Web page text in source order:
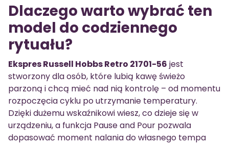
Dlaczego warto wybrać ten
model do codziennego
rytuału?
Ekspres Russell Hobbs Retro 21701-56 jest
stworzony dla osób, które lubią kawę świeżo
parzoną i chcą mieć nad nią kontrolę – od momentu
rozpoczęcia cyklu po utrzymanie temperatury.
Dzięki dużemu wskaźnikowi wiesz, co dzieje się w
urządzeniu, a funkcja Pause and Pour pozwala
dopasować moment nalania do własnego tempa